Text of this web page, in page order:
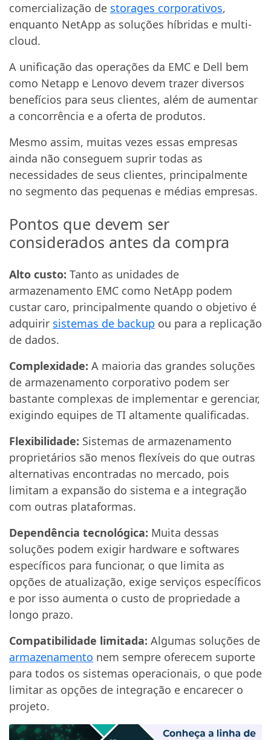
comercialização de storages corporativos,
enquanto NetApp as soluções híbridas e multi-
cloud.
A unificação das operações da EMC e Dell bem
como Netapp e Lenovo devem trazer diversos
benefícios para seus clientes, além de aumentar
a concorrência e a oferta de produtos.
Mesmo assim, muitas vezes essas empresas
ainda não conseguem suprir todas as
necessidades de seus clientes, principalmente
no segmento das pequenas e médias empresas.
Pontos que devem ser
considerados antes da compra
Alto custo: Tanto as unidades de
armazenamento EMC como NetApp podem
custar caro, principalmente quando o objetivo é
adquirir sistemas de backup ou para a replicação
de dados.
Complexidade: A maioria das grandes soluções
de armazenamento corporativo podem ser
bastante complexas de implementar e gerenciar,
exigindo equipes de TI altamente qualificadas.
Flexibilidade: Sistemas de armazenamento
proprietários são menos flexíveis do que outras
alternativas encontradas no mercado, pois
limitam a expansão do sistema e a integração
com outras plataformas.
Dependência tecnológica: Muita dessas
soluções podem exigir hardware e softwares
específicos para funcionar, o que limita as
opções de atualização, exige serviços específicos
e por isso aumenta o custo de propriedade a
longo prazo.
Compatibilidade limitada: Algumas soluções de
armazenamento nem sempre oferecem suporte
para todos os sistemas operacionais, o que pode
limitar as opções de integração e encarecer o
projeto.